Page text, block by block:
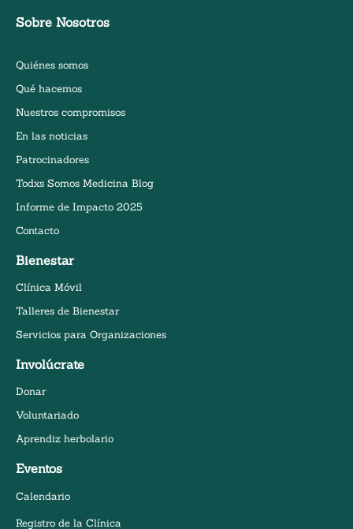
Sobre Nosotros
Quiénes somos
Qué hacemos
Nuestros compromisos
En las noticias
Patrocinadores
Todxs Somos Medicina Blog
Informe de Impacto 2025
Contacto
Bienestar
Clínica Móvil
Talleres de Bienestar
Servicios para Organizaciones
Involúcrate
Donar
Voluntariado
Aprendiz herbolario
Eventos
Calendario
Registro de la Clínica